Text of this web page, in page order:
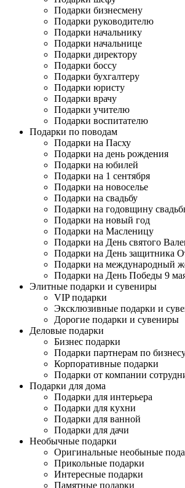
Подарки бизнесмену
Подарки руководителю
Подарки начальнику
Подарки начальнице
Подарки директору
Подарки боссу
Подарки бухгалтеру
Подарки юристу
Подарки врачу
Подарки учителю
Подарки воспитателю
Подарки по поводам
Подарки на Пасху
Подарки на день рождения
Подарки на юбилей
Подарки на 1 сентября
Подарки на новоселье
Подарки на свадьбу
Подарки на годовщину
Подарки на новый год
Подарки на Масленицу
Подарки на День святого
Подарки на День защитника
Подарки на международный
Подарки на День Победы 9
Элитные подарки и сувениры
VIP подарки
Эксклюзивные подарки и
Дорогие подарки и сувениры
Деловые подарки
Бизнес подарки
Подарки партнерам по
Корпоративные подарки
Подарки от компании
Подарки для дома
Подарки для интерьера
Подарки для кухни
Подарки для ванной
Подарки для дачи
Необычные подарки
Оригинальные необыные
Прикольные подарки
Интересные подарки
Памятные подарки